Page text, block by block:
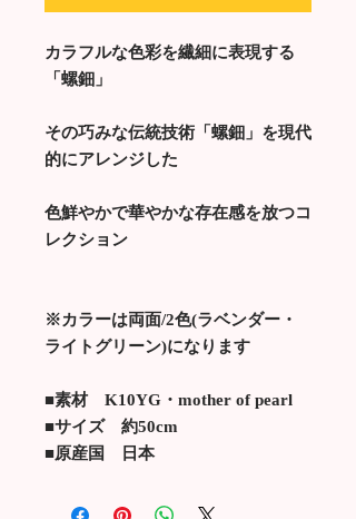
カラフルな色彩を繊細に表現する
「螺鈿」
その巧みな伝統技術「螺鈿」を現代
的にアレンジした
色鮮やかで華やかな存在感を放つコ
レクション
※カラーは両面/2色(ラベンダー・
ライトグリーン)になります
■素材 K10YG・mother of pearl
■サイズ 約50cm
■原産国 日本